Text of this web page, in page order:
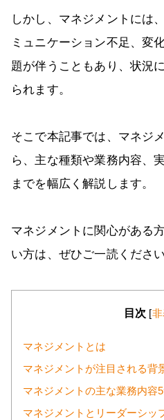
しかし、マネジメントには
ミュニケーション不足、変
題が伴うこともあり、状況
られます。
そこで本記事では、マネジ
ら、主な種類や業務内容、
までを幅広く解説します。
マネジメントに関心がある
い方は、ぜひご一読ください
目次 [
マネジメントとは
マネジメントが注目される背
マネジメントの主な業務内容
マネジメントとリーダーシッ